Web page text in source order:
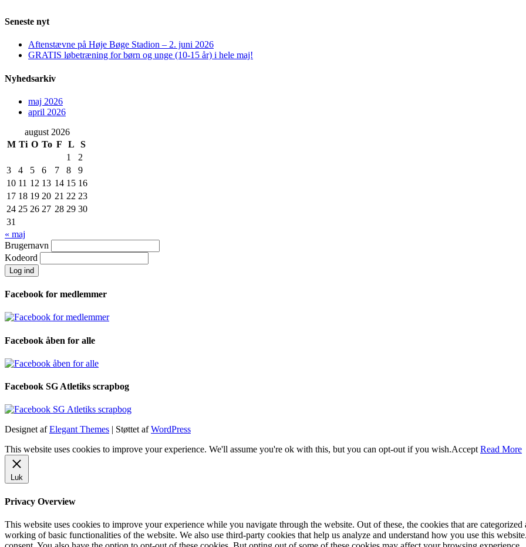
Seneste nyt
Aftenstævne på Høje Bøge Stadion – 2. juni 2026
GRATIS løbetræning for børn og unge (10-15 år) i hele maj!
Nyhedsarkiv
maj 2026
april 2026
august 2026
M Ti O To F L
S
1
2
3
4 5 6 7 8
9
10 11 12 13 14 15 16
17 18 19 20 21 22 23
24 25 26 27 28 29 30
31
« maj
Brugernavn
Kodeord
Facebook for medlemmer
Facebook åben for alle
Facebook SG Atletiks scrapbog
Designet afElegant Themes | Støttet afWordPress
This website uses cookies to improve your experience. We'll assume you're ok with this, but you can opt-out if you wish.Accept Read More
Luk
Privacy Overview
This website uses cookies to improve your experience while you navigate through the website. Out of these, the cookies that are categorized
working of basic functionalities of the website. We also use third-party cookies that help us analyze and understand how you use this